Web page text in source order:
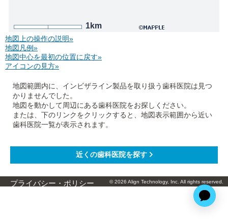
1km
地図上の操作の説明»
地図凡例»
地図中心を最初の位置に戻す»
アイコンの見方»
地図範囲内に、インビザライン製品を取り扱う歯科医院は見つ
かりませんでした。
地図を動かして周辺にある歯科医院をお探しください。
または、下のリンクをクリックすると、地図表示範囲から近い
歯科医院一覧が表示されます。
プライバシー・ポリシー © 2026 Align Technology, Inc. All rights reserved.